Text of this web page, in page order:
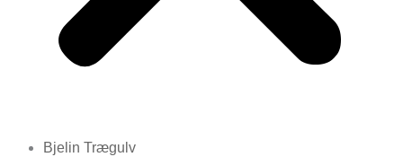
Bjelin Trægulv